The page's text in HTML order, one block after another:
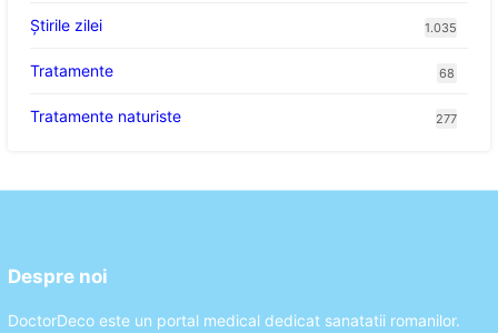
Știrile zilei 1.035
Tratamente 68
Tratamente naturiste 277
Despre noi
DoctorDeco este un portal medical dedicat sanatatii romanilor.